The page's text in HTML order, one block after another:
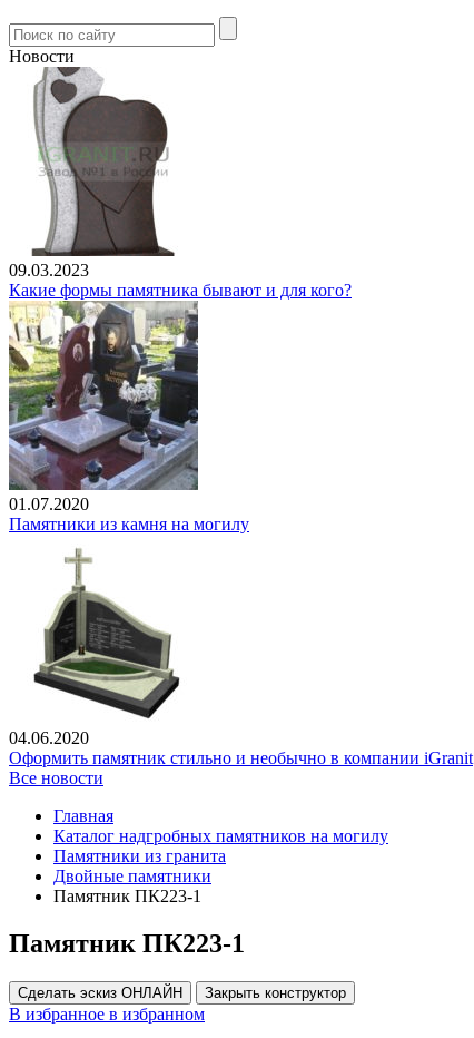
Новости
09.03.2023
Какие формы памятника бывают и для кого?
01.07.2020
Памятники из камня на могилу
04.06.2020
Оформить памятник стильно и необычно в компании iGranit
Все новости
Главная
Каталог надгробных памятников на могилу
Памятники из гранита
Двойные памятники
Памятник ПК223-1
Памятник ПК223-1
Сделать эскиз ОНЛАЙН Закрыть конструктор
В избранное в избранном